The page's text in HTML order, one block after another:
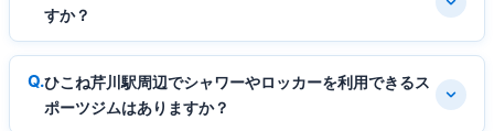
すか？
ひこね芹川駅周辺でシャワーやロッカーを利用できるス
ポーツジムはありますか？